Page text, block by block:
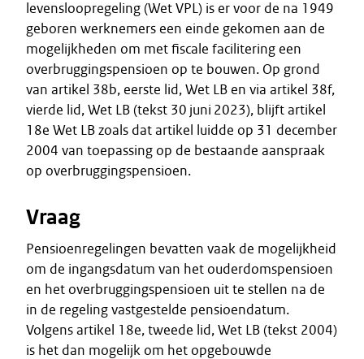
levensloopregeling (Wet VPL) is er voor de na 1949
geboren werknemers een einde gekomen aan de
mogelijkheden om met fiscale facilitering een
overbruggingspensioen op te bouwen. Op grond
van artikel 38b, eerste lid, Wet LB en via artikel 38f,
vierde lid, Wet LB (tekst 30 juni 2023), blijft artikel
18e Wet LB zoals dat artikel luidde op 31 december
2004 van toepassing op de bestaande aanspraak
op overbruggingspensioen.
Vraag
Pensioenregelingen bevatten vaak de mogelijkheid
om de ingangsdatum van het ouderdomspensioen
en het overbruggingspensioen uit te stellen na de
in de regeling vastgestelde pensioendatum.
Volgens artikel 18e, tweede lid, Wet LB (tekst 2004)
is het dan mogelijk om het opgebouwde